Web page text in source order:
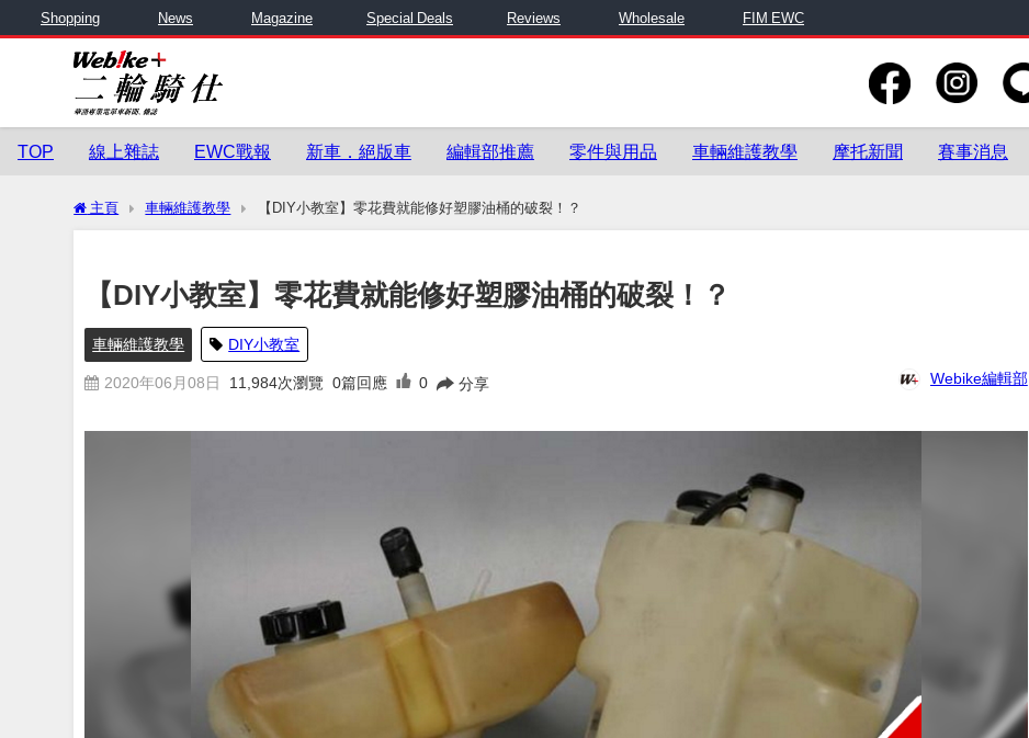
Shopping News Magazine Special Deals Reviews Wholesale FIM EWC
TOP 線上雜誌 EWC戰報 新車．絕版車 編輯部推薦 零件與用品 車輛維護教學 摩托新聞 賽事消息
主頁 車輛維護教學 【DIY小教室】零花費就能修好塑膠油桶的破裂！？
【DIY小教室】零花費就能修好塑膠油桶的破裂！？
車輛維護教學 DIY小教室
2020年06月08日 11,984次瀏覽 0篇回應 0 分享 Webike編輯部